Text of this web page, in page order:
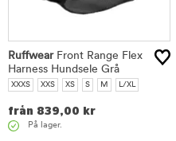
RuffwearFront Range Flex
Harness Hundsele Grå
XXXS XXS XS S M L/XL
från 839,00 kr
På lager.